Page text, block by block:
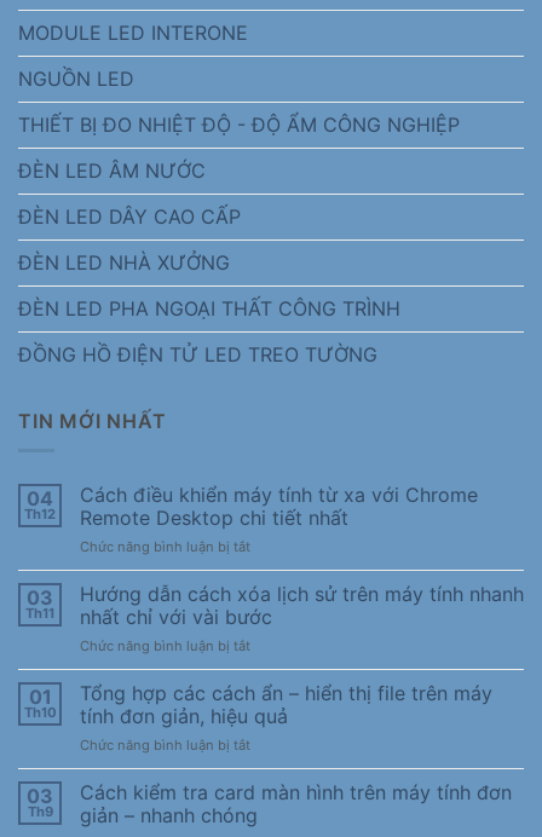
MODULE LED INTERONE
NGUỒN LED
THIẾT BỊ ĐO NHIỆT ĐỘ - ĐỘ ẨM CÔNG NGHIỆP
ĐÈN LED ÂM NƯỚC
ĐÈN LED DÂY CAO CẤP
ĐÈN LED NHÀ XƯỞNG
ĐÈN LED PHA NGOẠI THẤT CÔNG TRÌNH
ĐỒNG HỒ ĐIỆN TỬ LED TREO TƯỜNG
TIN MỚI NHẤT
04
Th12
Cách điều khiển máy tính từ xa với Chrome
Remote Desktop chi tiết nhất
Chức năng bình luận bị tắtở
Cách
điều
khiển
máy
tính
từ
xa
với
Chrome
Remote
Desktop
chi
tiết
03
Th11
Hướng dẫn cách xóa lịch sử trên máy tính nhanh
nhất chỉ với vài bước
Chức năng bình luận bị tắtở
Hướng
dẫn
xóa
lịch
sử
trên
máy
tính
01
Th10
Tổng hợp các cách ẩn – hiển thị file trên máy
tính đơn giản, hiệu quả
Chức năng bình luận bị tắtở
Tổng
hợp
cách
03
Th9
Cách kiểm tra card màn hình trên máy tính đơn
giản – nhanh chóng